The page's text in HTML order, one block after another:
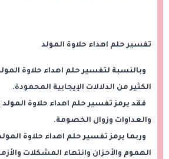
تفسير حلم اهداء حلاوة المولد
وبالنسبة لتفسير حلم اهداء حلاوة
الكثير من الدلالات الإيجابية المحمودة.
فقد يرمز تفسير حلم اهداء حلاوة المولد
والعداوات وزوال الخصومة.
وربما يرمز تفسير حلم اهداء حلاوة
الهموم والأحزان وانتهاء المشكلات